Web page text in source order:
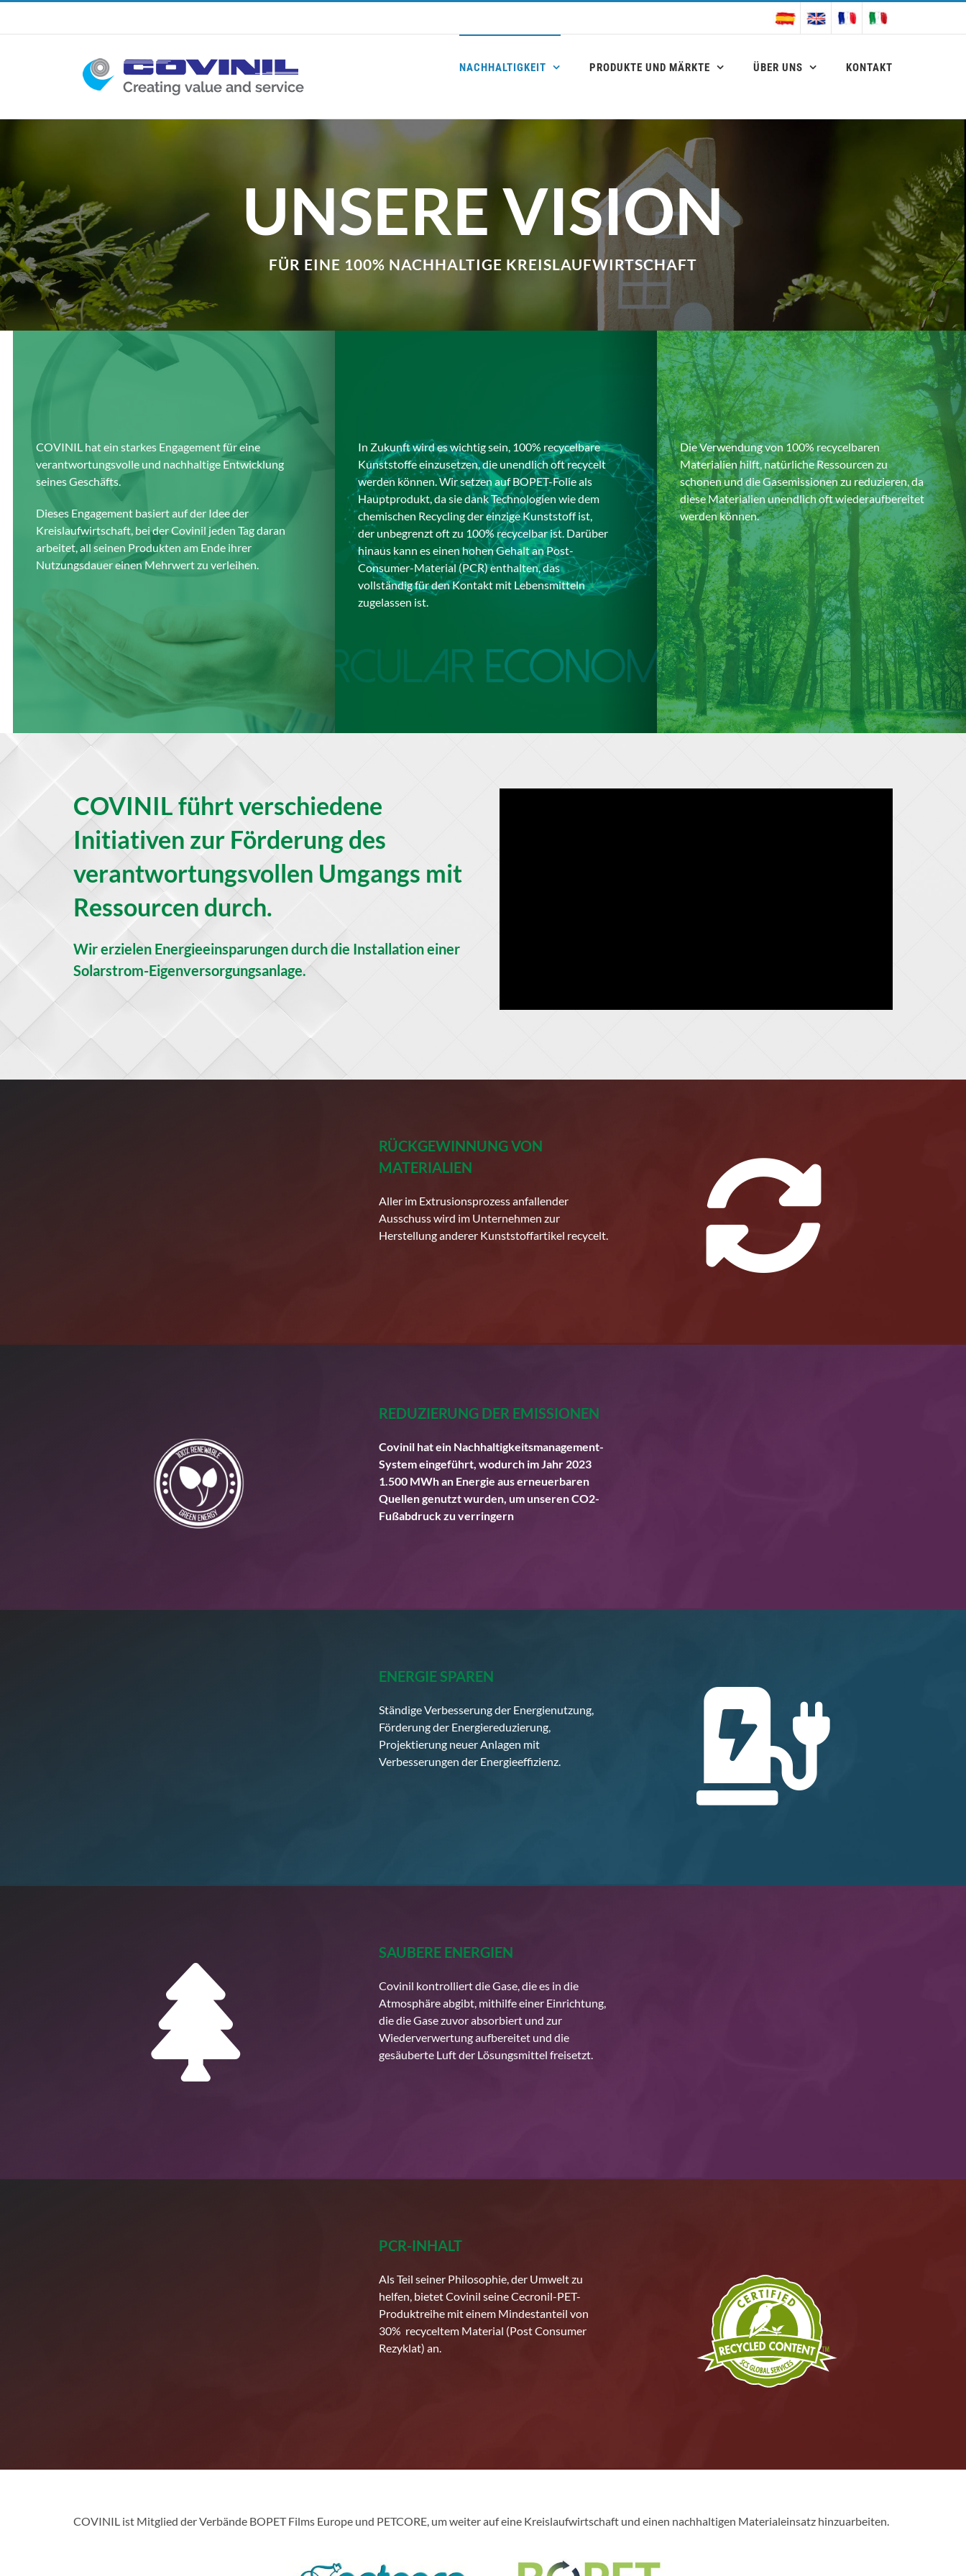
NACHHALTIGKEIT PRODUKTE UND MÄRKTE ÜBER UNS KONTAKT
UNSERE VISION
FÜR EINE 100% NACHHALTIGE KREISLAUFWIRTSCHAFT
COVINIL hat ein starkes Engagement für eine
verantwortungsvolle und nachhaltige Entwicklung
seines Geschäfts.
Dieses Engagement basiert auf der Idee der
Kreislaufwirtschaft, bei der Covinil jeden Tag daran
arbeitet, all seinen Produkten am Ende ihrer
Nutzungsdauer einen Mehrwert zu verleihen.
In Zukunft wird es wichtig sein, 100% recycelbare
Kunststoffe einzusetzen, die unendlich oft recycelt
werden können. Wir setzen auf BOPET-Folie als
Hauptprodukt, da sie dank Technologien wie dem
chemischen Recycling der einzige Kunststoff ist,
der unbegrenzt oft zu 100% recycelbar ist. Darüber
hinaus kann es einen hohen Gehalt an Post-
Consumer-Material (PCR) enthalten, das
vollständig für den Kontakt mit Lebensmitteln
zugelassen ist.
Die Verwendung von 100% recycelbaren
Materialien hilft, natürliche Ressourcen zu
schonen und die Gasemissionen zu reduzieren, da
diese Materialien unendlich oft wiederaufbereitet
werden können.
COVINIL führt verschiedene
Initiativen zur Förderung des
verantwortungsvollen Umgangs mit
Ressourcen durch.
Wir erzielen Energieeinsparungen durch die Installation einer
Solarstrom-Eigenversorgungsanlage.
RÜCKGEWINNUNG VON
MATERIALIEN
Aller im Extrusionsprozess anfallender
Ausschuss wird im Unternehmen zur
Herstellung anderer Kunststoffartikel recycelt.
REDUZIERUNG DER EMISSIONEN
Covinil hat ein Nachhaltigkeitsmanagement-
System eingeführt, wodurch im Jahr 2023
1.500 MWh an Energie aus erneuerbaren
Quellen genutzt wurden, um unseren CO2-
Fußabdruck zu verringern
ENERGIE SPAREN
Ständige Verbesserung der Energienutzung,
Förderung der Energiereduzierung,
Projektierung neuer Anlagen mit
Verbesserungen der Energieeffizienz.
SAUBERE ENERGIEN
Covinil kontrolliert die Gase, die es in die
Atmosphäre abgibt, mithilfe einer Einrichtung,
die die Gase zuvor absorbiert und zur
Wiederverwertung aufbereitet und die
gesäuberte Luft der Lösungsmittel freisetzt.
PCR-INHALT
Als Teil seiner Philosophie, der Umwelt zu
helfen, bietet Covinil seine Cecronil-PET-
Produktreihe mit einem Mindestanteil von
30% recyceltem Material (Post Consumer
Rezyklat) an.
COVINIL ist Mitglied der Verbände BOPET Films Europe und PETCORE, um weiter auf eine Kreislaufwirtschaft und einen nachhaltigen Materialeinsatz hinzuarbeiten.